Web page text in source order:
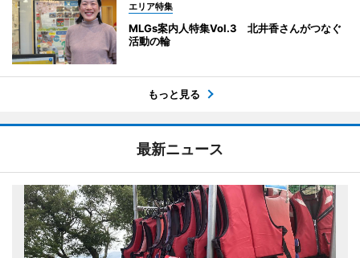
エリア特集
MLGs案内人特集Vol.3 北井香さんがつなぐ
活動の輪
もっと見る
最新ニュース